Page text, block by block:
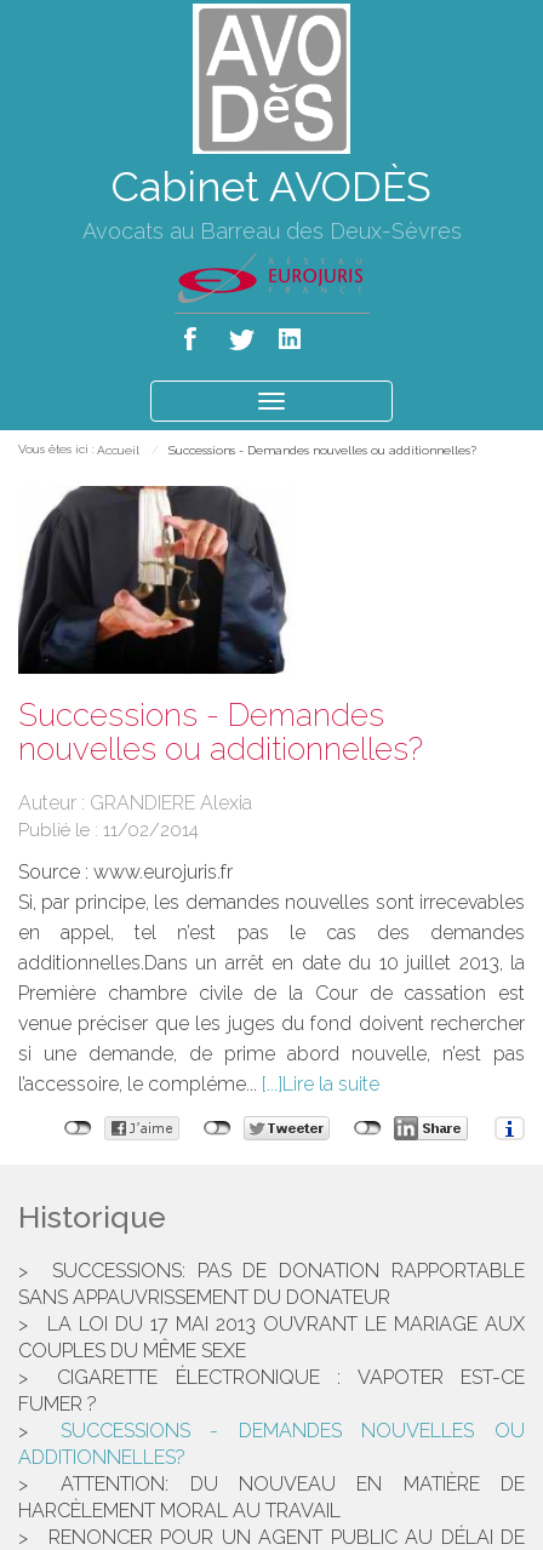
Cabinet AVODÈS
Avocats au Barreau des Deux-Sèvres
le
Vous êtes ici : Accueil Successions - Demandes nouvelles ou additionnelles?
Successions - Demandes
nouvelles ou additionnelles?
Auteur : GRANDIERE Alexia
Publié le : 11/02/2014
Source : www.eurojuris.fr
Si, par principe, les demandes nouvelles sont irrecevables
en appel, tel n’est pas le cas des demandes
additionnelles.Dans un arrêt en date du 10 juillet 2013, la
Première chambre civile de la Cour de cassation est
venue préciser que les juges du fond doivent rechercher
si une demande, de prime abord nouvelle, n’est pas
l’accessoire, le compléme...
Lire la suite
Historique
SUCCESSIONS: PAS DE DONATION RAPPORTABLE
SANS APPAUVRISSEMENT DU DONATEUR
LA LOI DU 17 MAI 2013 OUVRANT LE MARIAGE AUX
COUPLES DU MÊME SEXE
CIGARETTE ÉLECTRONIQUE : VAPOTER EST-CE
FUMER ?
SUCCESSIONS - DEMANDES NOUVELLES OU
ADDITIONNELLES?
ATTENTION: DU NOUVEAU EN MATIÈRE DE
HARCÈLEMENT MORAL AU TRAVAIL
RENONCER POUR UN AGENT PUBLIC AU DÉLAI DE